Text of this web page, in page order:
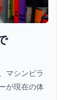
マシンピラ
が現在の体